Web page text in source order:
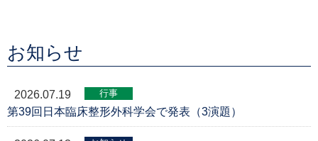
お知らせ
2026.07.19 行事
第39回日本臨床整形外科学会で発表（3演題）